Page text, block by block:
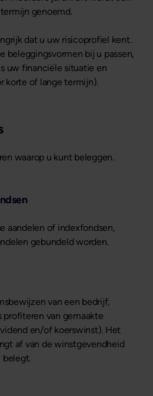
genoemd.
dat u uw risicoprofiel kent.
beleggingsvormen bij u passen,
uw financiële situatie en
korte of lange termijn).
waarop u kunt beleggen.
aandelen of indexfondsen,
gebundeld worden.
van een bedrijf,
profiteren van gemaakte
en/of koerswinst). Het
af van de winstgevendheid
belegt.